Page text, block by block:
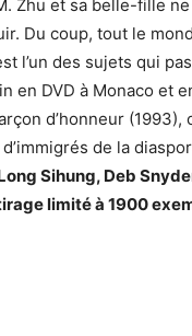
Zhu et sa belle-fille
Du coup, tout le
l’un des sujets qui
en DVD à Monaco et
d’honneur
de la
Sihung, Deb
limité à 1900